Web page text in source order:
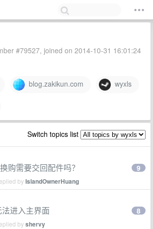
#79527, joined on 2014-10-31 16:01:24
blog.zakikun.com wyxls
Switch topics list
购需要交回配件吗？
byIslandOwnerHuang
9
进入主界面
byshervy
8